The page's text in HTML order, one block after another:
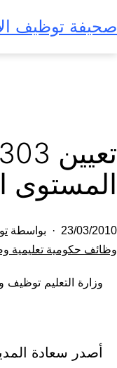
إلى
المحتوى
صحيفة توظيف
المستوى
تم
النشر
23/03/2010 بواسطة
مصنف
وظائف حكومية تعليمية
وزارة التعليم توظيف
أصدر سعادة